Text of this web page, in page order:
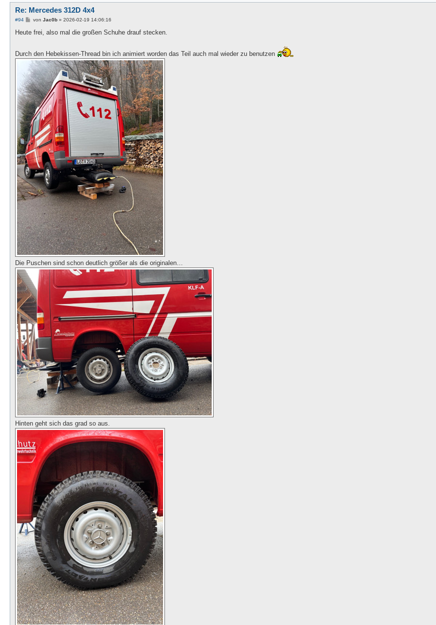
Re: Mercedes 312D 4x4
#94
B
i
g
von Jac0b» 2026-02-19 14:06:16
Heute frei, also mal die großen Schuhe drauf stecken.
Durch den Hebekissen-Thread bin ich animiert worden das Teil auch mal wieder zu benutzen
Die Puschen sind schon deutlich größer als die originalen…
Hinten geht sich das grad so aus.